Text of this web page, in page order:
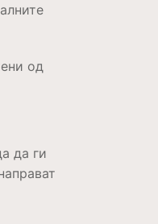
од
да ги